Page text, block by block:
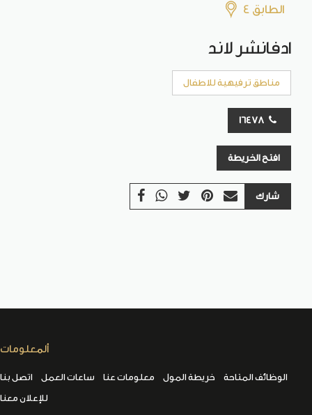
الطابق 4
ادفانشر لاند
مناطق ترفيهية للاطفال
افتح الخريطة
شارك
ألمعلومات
اتصل بنا ساعات العمل معلومات عنا خريطة المول
الوظائف المتاحة
للإعلان معنا